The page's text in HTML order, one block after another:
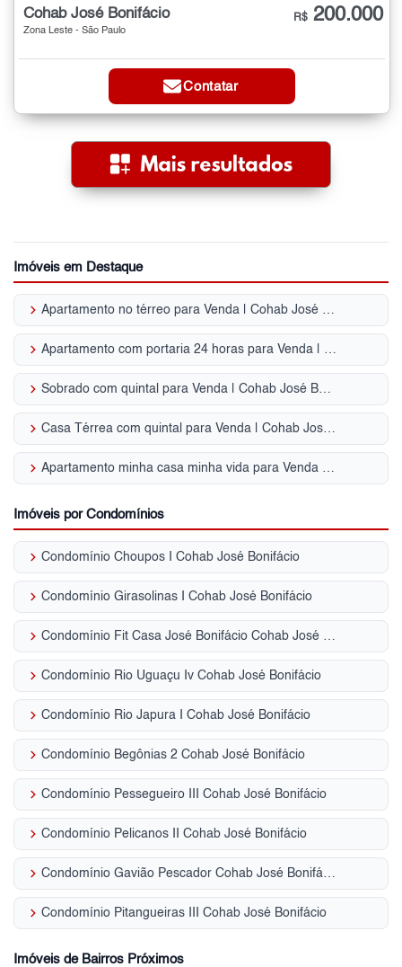
Cohab José Bonifácio
Zona Leste - São Paulo
R$ 200.000
Contatar
Imóveis em Destaque
keyboard_arrow_right Apartamento no térreo para Venda | Cohab José Bonifácio
keyboard_arrow_right Apartamento com portaria 24 horas para Venda | Cohab José Bonifácio
keyboard_arrow_right Sobrado com quintal para Venda | Cohab José Bonifácio
keyboard_arrow_right Casa Térrea com quintal para Venda | Cohab José Bonifácio
keyboard_arrow_right Apartamento minha casa minha vida para Venda | Cohab José Bonifácio
Imóveis por Condomínios
keyboard_arrow_right Condomínio Choupos I Cohab José Bonifácio
keyboard_arrow_right Condomínio Girasolinas I Cohab José Bonifácio
keyboard_arrow_right Condomínio Fit Casa José Bonifácio Cohab José Bonifácio
keyboard_arrow_right Condomínio Rio Uguaçu Iv Cohab José Bonifácio
keyboard_arrow_right Condomínio Rio Japura I Cohab José Bonifácio
keyboard_arrow_right Condomínio Begônias 2 Cohab José Bonifácio
keyboard_arrow_right Condomínio Pessegueiro III Cohab José Bonifácio
keyboard_arrow_right Condomínio Pelicanos II Cohab José Bonifácio
keyboard_arrow_right Condomínio Gavião Pescador Cohab José Bonifácio
keyboard_arrow_right Condomínio Pitangueiras III Cohab José Bonifácio
Imóveis de Bairros Próximos